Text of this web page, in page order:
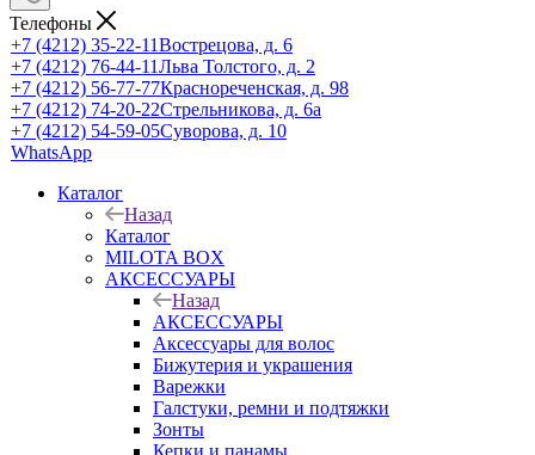
Телефоны
+7 (4212) 35-22-11Вострецова, д. 6
+7 (4212) 76-44-11Льва Толстого, д. 2
+7 (4212) 56-77-77Краснореченская, д. 98
+7 (4212) 74-20-22Стрельникова, д. 6а
+7 (4212) 54-59-05Суворова, д. 10
WhatsApp
Каталог
Назад
Каталог
MILOTA BOX
АКСЕССУАРЫ
Назад
АКСЕССУАРЫ
Аксессуары для волос
Бижутерия и украшения
Варежки
Галстуки, ремни и подтяжки
Зонты
Кепки и панамы